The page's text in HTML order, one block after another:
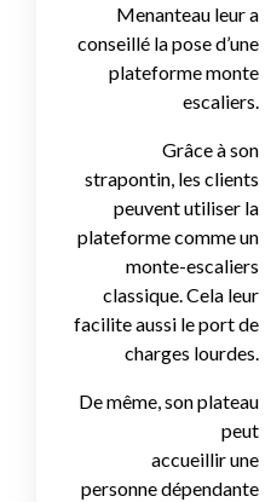
Menanteau leur a
conseillé la pose d’une
plateforme monte
escaliers.
Grâce à son
strapontin, les clients
peuvent utiliser la
plateforme comme un
monte-escaliers
classique. Cela leur
facilite aussi le port de
charges lourdes.
De même, son plateau
peut
accueillir une
personne dépendante